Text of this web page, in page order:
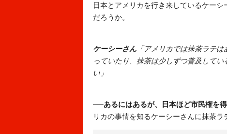
日本とアメリカを行き来しているケー
だろうか。
ケーシーさん 「アメリカでは抹茶ラテ
っていたり、抹茶は少しずつ普及して
い」
──あるにはあるが、日本ほど市民権を
リカの事情を知るケーシーさんに抹茶